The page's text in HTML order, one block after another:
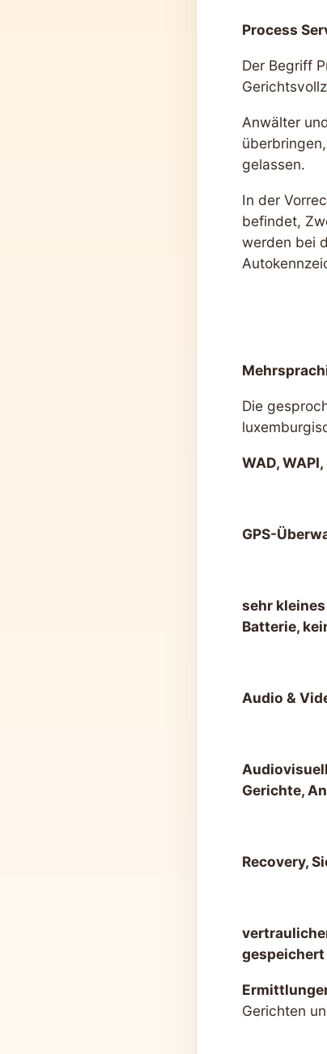
Process
Der Begriff
Anwälter
gelassen.
In der
befindet,
werden bei
Die
WAD,
GPS-
sehr
Batterie,
Audio &
Gerichte,
Recovery,
gespeichert
Gerichten